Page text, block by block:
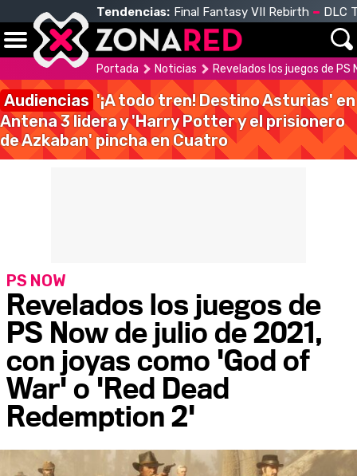
Tendencias: Final Fantasy VII Rebirth DLC
Portada Noticias Revelados los juegos de
Audiencias '¡A todo tren! Destino Asturias' en
Antena 3 lidera y 'Harry Potter y el prisionero
de Azkaban' pincha en Cuatro
Revelados los juegos de
PS Now de julio de 2021,
con joyas como 'God of
War' o 'Red Dead
Redemption 2'
PS NOW